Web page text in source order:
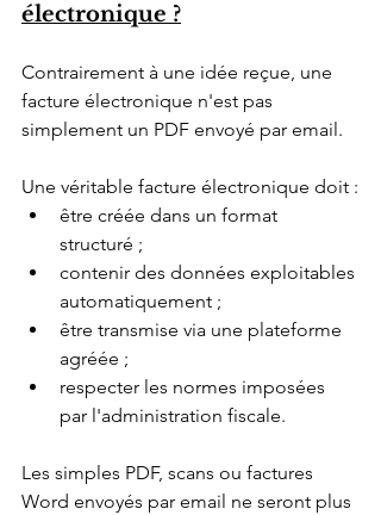
électronique ?
Contrairement à une idée reçue, une
facture électronique n'est pas
simplement un PDF envoyé par email.
Une véritable facture électronique doit :
être créée dans un format
structuré ;
contenir des données exploitables
automatiquement ;
être transmise via une plateforme
agréée ;
respecter les normes imposées
par l'administration fiscale.
Les simples PDF, scans ou factures
Word envoyés par email ne seront plus